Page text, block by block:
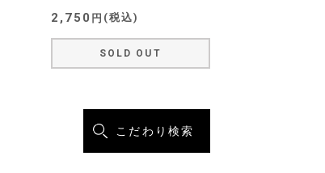
2,750 税込
SOLD OUT
こだわり検索